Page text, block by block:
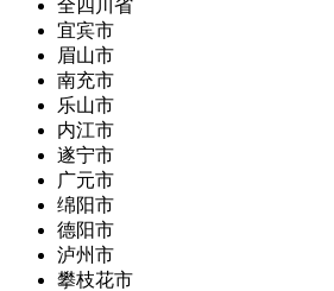
全四川省
宜宾市
眉山市
南充市
乐山市
内江市
遂宁市
广元市
绵阳市
德阳市
泸州市
攀枝花市